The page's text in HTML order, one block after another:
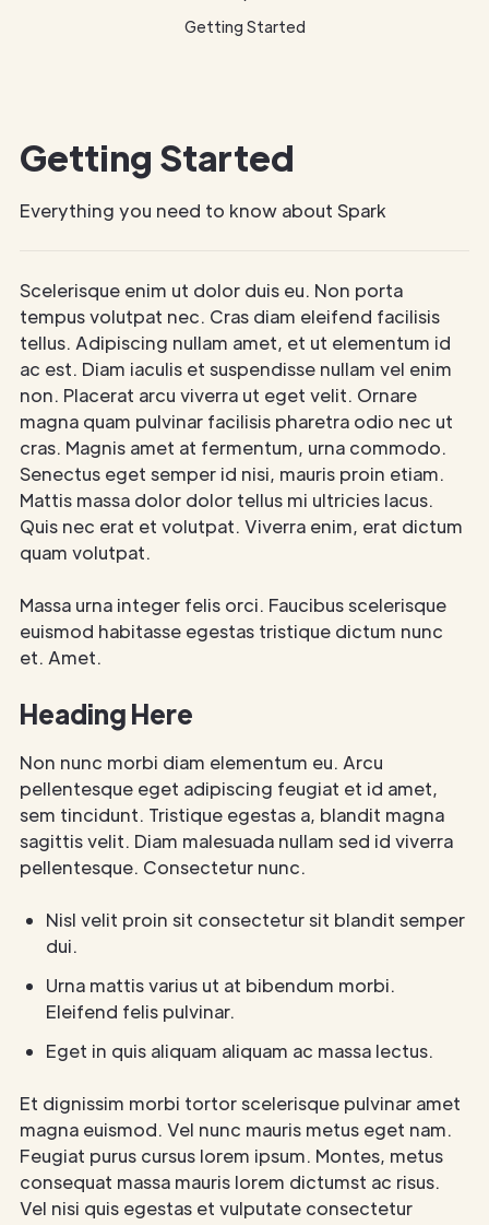
Getting Started
Getting Started
Everything you need to know about Spark
Scelerisque enim ut dolor duis eu. Non porta
tempus volutpat nec. Cras diam eleifend facilisis
tellus. Adipiscing nullam amet, et ut elementum id
ac est. Diam iaculis et suspendisse nullam vel enim
non. Placerat arcu viverra ut eget velit. Ornare
magna quam pulvinar facilisis pharetra odio nec ut
cras. Magnis amet at fermentum, urna commodo.
Senectus eget semper id nisi, mauris proin etiam.
Mattis massa dolor dolor tellus mi ultricies lacus.
Quis nec erat et volutpat. Viverra enim, erat dictum
quam volutpat.
Massa urna integer felis orci. Faucibus scelerisque
euismod habitasse egestas tristique dictum nunc
et. Amet.
Heading Here
Non nunc morbi diam elementum eu. Arcu
pellentesque eget adipiscing feugiat et id amet,
sem tincidunt. Tristique egestas a, blandit magna
sagittis velit. Diam malesuada nullam sed id viverra
pellentesque. Consectetur nunc.
Nisl velit proin sit consectetur sit blandit semper
dui.
Urna mattis varius ut at bibendum morbi.
Eleifend felis pulvinar.
Eget in quis aliquam aliquam ac massa lectus.
Et dignissim morbi tortor scelerisque pulvinar amet
magna euismod. Vel nunc mauris metus eget nam.
Feugiat purus cursus lorem ipsum. Montes, metus
consequat massa mauris lorem dictumst ac risus.
Vel nisi quis egestas et vulputate consectetur